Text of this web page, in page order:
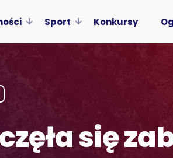
Sport Konkursy
się